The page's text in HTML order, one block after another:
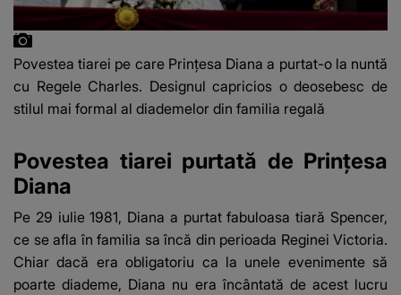
Povestea tiarei pe care Prințesa Diana a purtat-o la nuntă
cu Regele Charles. Designul capricios o deosebesc de
stilul mai formal al diademelor din familia regală
Povestea tiarei purtată de Prințesa
Diana
Pe 29 iulie 1981, Diana a purtat fabuloasa tiară Spencer,
ce se afla în familia sa încă din perioada Reginei Victoria.
Chiar dacă era obligatoriu ca la unele evenimente să
poarte diademe, Diana nu era încântată de acest lucru